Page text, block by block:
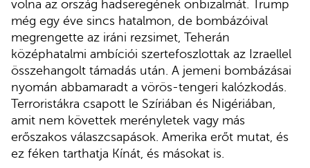
volna az ország hadseregének önbizalmát. Trump
még egy éve sincs hatalmon, de bombázóival
megrengette az iráni rezsimet, Teherán
középhatalmi ambíciói szertefoszlottak az Izraellel
összehangolt támadás után. A jemeni bombázásai
nyomán abbamaradt a vörös-tengeri kalózkodás.
Terroristákra csapott le Szíriában és Nigériában,
amit nem követtek merényletek vagy más
erőszakos válaszcsapások. Amerika erőt mutat, és
ez féken tarthatja Kínát, és másokat is.